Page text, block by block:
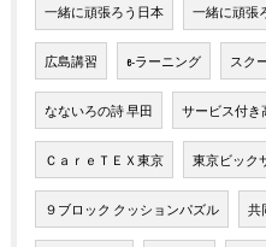
一緒に頑張ろう日本 一緒に頑張
広島講習 e-ラーニング スク
なないろの詩 早田 サービス付き
ＣａｒｅＴＥＸ東京 東京ビック
９ブロック クッションパズル 共